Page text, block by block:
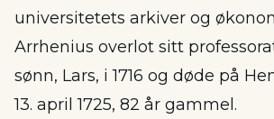
universitetets arkiver og
Arrhenius overlot sitt
sønn, Lars, i 1716 og døde på
13. april 1725, 82 år gammel.